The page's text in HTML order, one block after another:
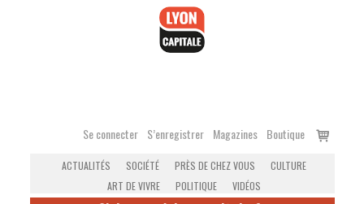
Se connecter S’enregistrer Magazines Boutique
Voir
ACTUALITÉS SOCIÉTÉ PRÈS DE CHEZ VOUS
CULTURE
ART DE VIVRE
POLITIQUE VIDÉOS